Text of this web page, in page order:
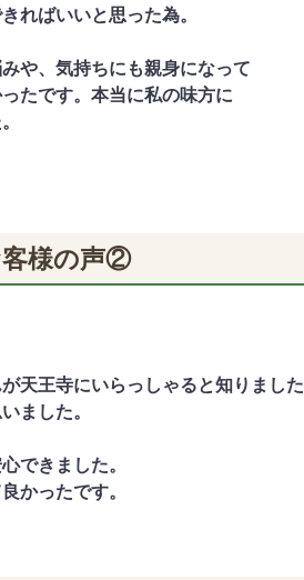
ればいいと思った為。
や、気持ちにも親身になって
たです。本当に私の味方に
様の声②
天王寺にいらっしゃると知りまし
ました。
できました。
かったです。